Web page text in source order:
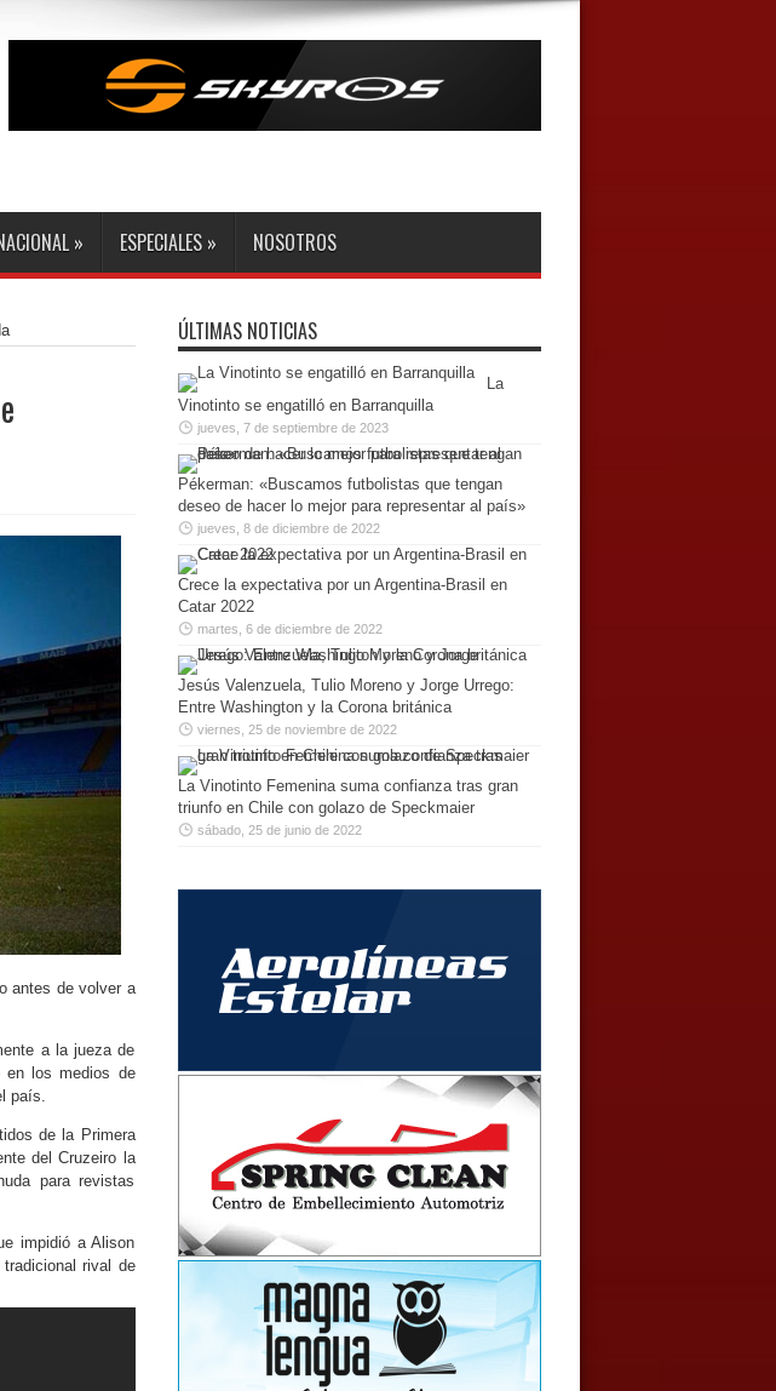
» ESPECIALES » NOSOTROS
antes de volver a
a la jueza de
en los medios de
país.
de la Primera
del Cruzeiro la
para revistas
impidió a Alison
rival de
ÚLTIMAS NOTICIAS
La
Vinotinto se engatilló en Barranquilla
jueves, 7 de septiembre de 2023
Pékerman: «Buscamos futbolistas que tengan
deseo de hacer lo mejor para representar al país»
jueves, 8 de diciembre de 2022
Crece la expectativa por un Argentina-Brasil en
Catar 2022
martes, 6 de diciembre de 2022
Jesús Valenzuela, Tulio Moreno y Jorge Urrego:
Entre Washington y la Corona británica
viernes, 25 de noviembre de 2022
La Vinotinto Femenina suma confianza tras gran
triunfo en Chile con golazo de Speckmaier
sábado, 25 de junio de 2022